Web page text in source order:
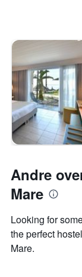
Andre
Mare
Looking for
the perfect
Mare.